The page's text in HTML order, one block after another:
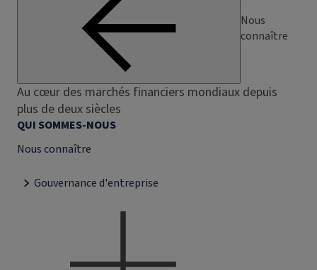
Nous
connaître
Au cœur des marchés financiers mondiaux depuis
plus de deux siècles
QUI SOMMES-NOUS
Nous connaître
Gouvernance d'entreprise